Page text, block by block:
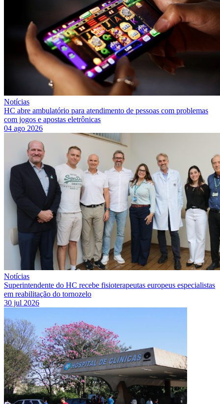
Notícias
HC abre ambulatório para atendimento de pessoas com problemas
com jogos e apostas eletrônicas
04 ago 2026
Notícias
Superintendente do HC recebe fisioterapeutas europeus especialistas
em reabilitação do tornozelo
30 jul 2026